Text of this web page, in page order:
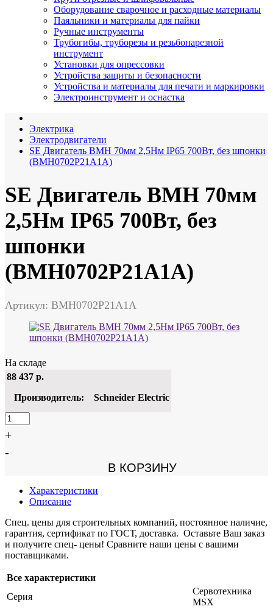
Оборудование сварочное и расходные материалы
Паяльники и материалы для пайки
Ручные инструменты
Трубогибы, труборезы и резьбонарезной
инструмент
Установки для опрессовки
Устройства защиты и безопасности
Устройства и материалы для печати и маркировки
Электроинструмент и оснастка
Электрика
Электродвигатели
SE Двигатель BMH 70мм 2,5Нм IP65 700Вт, без шпонки
(BMH0702P21A1A)
SE Двигатель BMH 70мм
2,5Нм IP65 700Вт, без
шпонки
(BMH0702P21A1A)
Артикул: BMH0702P21A1A
На складе
88 437 р.
Производитель:
Schneider Electric
+
-
В КОРЗИНУ
Характеристики
Описание
Спец. цены для строительных компаний, постоянное наличие,
гарантия, сертификат по ГОСТ, доставка. Оставьте Ваш заказ
и получите спец- цены! Сравните наши цены с вашими
поставщиками.
Все характеристики
Серия
Сервотехника
MSX